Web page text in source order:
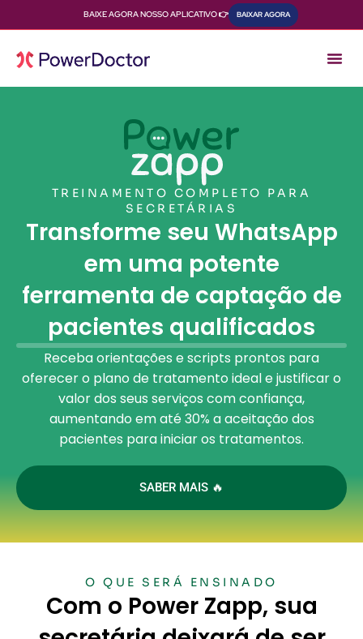
BAIXE AGORA NOSSO APLICATIVO 👉 BAIXAR AGORA
TREINAMENTO COMPLETO PARA
SECRETÁRIAS
Transforme seu WhatsApp
em uma potente
ferramenta de captação de
pacientes qualificados
Receba orientações e scripts prontos para
oferecer o plano de tratamento ideal e justificar o
valor dos seus serviços com confiança,
aumentando em até 30% a aceitação dos
pacientes para iniciar os tratamentos.
SABER MAIS 🔥
O QUE SERÁ ENSINADO
Com o Power Zapp, sua